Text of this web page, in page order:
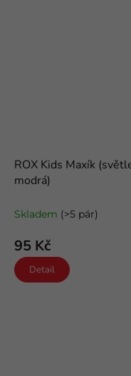
ROX Kids Maxík
modrá)
Skladem (>5 pár)
95 Kč
Detail